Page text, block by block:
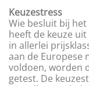
Keuzestress
Wie besluit bij
heeft de keuze
in allerlei
aan de Europese
voldoen, worden
getest. De